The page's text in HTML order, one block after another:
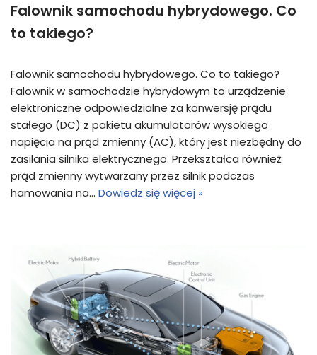
Falownik samochodu hybrydowego. Co
to takiego?
Falownik samochodu hybrydowego. Co to takiego?
Falownik w samochodzie hybrydowym to urządzenie
elektroniczne odpowiedzialne za konwersję prądu
stałego (DC) z pakietu akumulatorów wysokiego
napięcia na prąd zmienny (AC), który jest niezbędny do
zasilania silnika elektrycznego. Przekształca również
prąd zmienny wytwarzany przez silnik podczas
hamowania na… Dowiedz się więcej »